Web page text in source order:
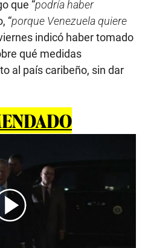
que “podría haber
“porque Venezuela quiere
indicó haber tomado
qué medidas
al país caribeño, sin dar